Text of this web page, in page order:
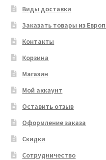
Виды доставки
Заказать товары из
Контакты
Корзина
Магазин
Мой аккаунт
Оставить отзыв
Оформление заказа
Скидки
Сотрудничество